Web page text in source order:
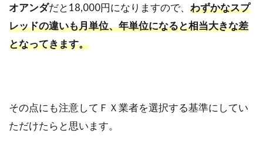
オアンダだと18,000円になりますので、 わずかなスプ
レッドの違いも月単位、年単位になると相当大きな差
となってきます。
その点にも注意してＦＸ業者を選択する基準にしてい
ただけたらと思います。